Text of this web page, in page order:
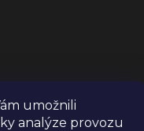
umožnili
analýze provozu